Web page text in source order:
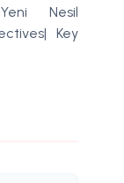
Nesil
Key